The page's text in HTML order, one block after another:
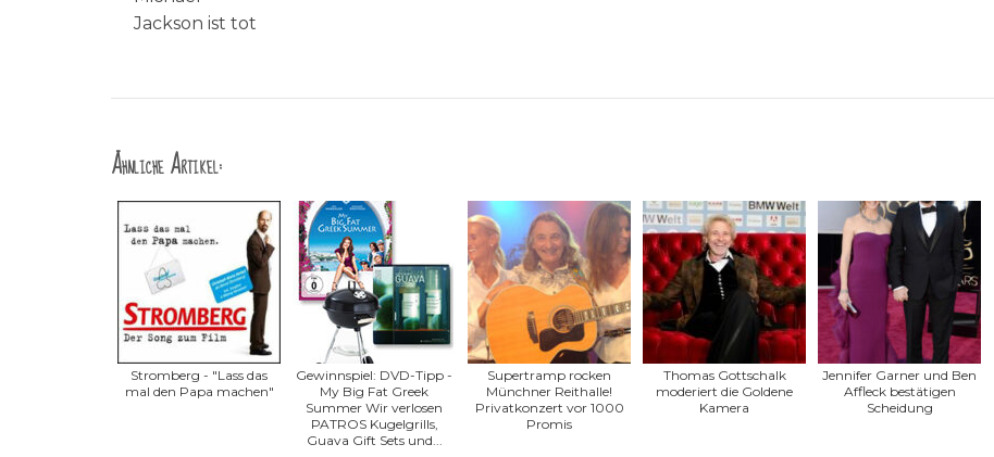
Jackson ist tot
Ähnliche Artikel:
Stromberg - "Lass das
mal den Papa machen"
Gewinnspiel: DVD-Tipp -
My Big Fat Greek
Summer Wir verlosen
PATROS Kugelgrills,
Guava Gift Sets und...
Supertramp rocken
Münchner Reithalle!
Privatkonzert vor 1000
Promis
Thomas Gottschalk
moderiert die Goldene
Kamera
Jennifer Garner und Ben
Affleck bestätigen
Scheidung